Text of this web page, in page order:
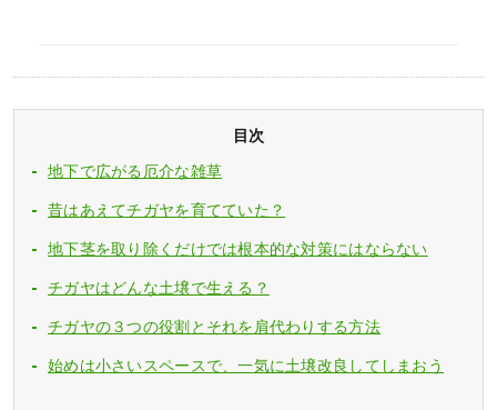
目次
地下で広がる厄介な雑草
昔はあえてチガヤを育てていた？
地下茎を取り除くだけでは根本的な対策にはならない
チガヤはどんな土壌で生える？
チガヤの３つの役割とそれを肩代わりする方法
始めは小さいスペースで、一気に土壌改良してしまおう